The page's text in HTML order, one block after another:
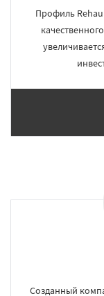
Профиль
Созданный